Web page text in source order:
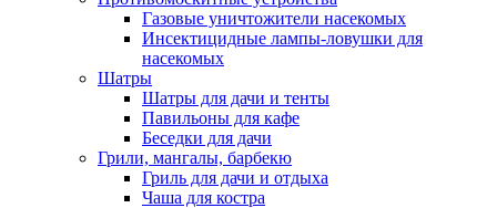
Газовые уничтожители насекомых
Инсектицидные лампы-ловушки для
насекомых
Шатры
Шатры для дачи и тенты
Павильоны для кафе
Беседки для дачи
Грили, мангалы, барбекю
Гриль для дачи и отдыха
Чаша для костра